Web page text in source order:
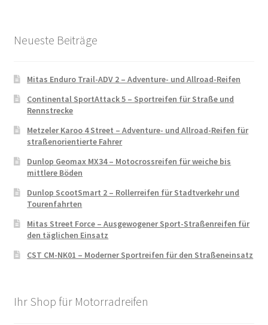
Neueste Beiträge
Mitas Enduro Trail-ADV 2 – Adventure- und Allroad-Reifen
Continental SportAttack 5 – Sportreifen für Straße und
Rennstrecke
Metzeler Karoo 4 Street – Adventure- und Allroad-Reifen für
straßenorientierte Fahrer
Dunlop Geomax MX34 – Motocrossreifen für weiche bis
mittlere Böden
Dunlop ScootSmart 2 – Rollerreifen für Stadtverkehr und
Tourenfahrten
Mitas Street Force – Ausgewogener Sport-Straßenreifen für
den täglichen Einsatz
CST CM-NK01 – Moderner Sportreifen für den Straßeneinsatz
Ihr Shop für Motorradreifen